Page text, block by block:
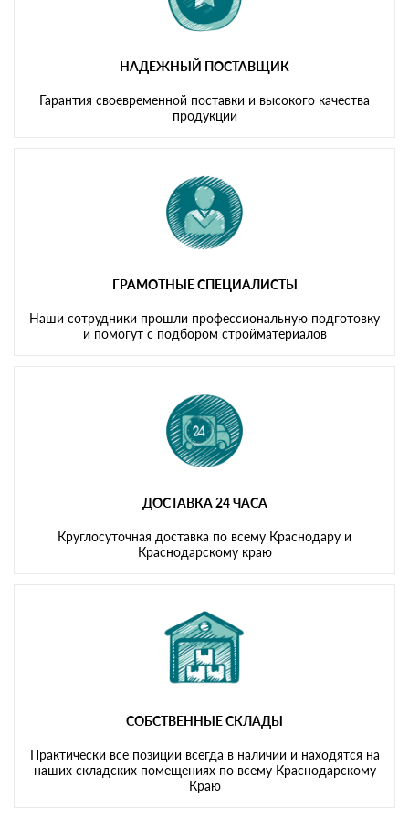
НАДЕЖНЫЙ ПОСТАВЩИК
Гарантия своевременной поставки и высокого качества
продукции
ГРАМОТНЫЕ СПЕЦИАЛИСТЫ
Наши сотрудники прошли профессиональную подготовку
и помогут с подбором стройматериалов
ДОСТАВКА 24 ЧАСА
Круглосуточная доставка по всему Краснодару и
Краснодарскому краю
СОБСТВЕННЫЕ СКЛАДЫ
Практически все позиции всегда в наличии и находятся на
наших складских помещениях по всему Краснодарскому
Краю